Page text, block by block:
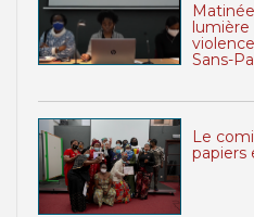
lumière
Sans-
Le
papiers